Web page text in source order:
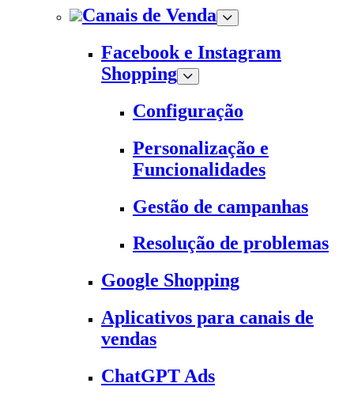
Canais de Venda
Facebook e Instagram
Shopping
Configuração
Personalização e
Funcionalidades
Gestão de campanhas
Resolução de problemas
Google Shopping
Aplicativos para canais de
vendas
ChatGPT Ads